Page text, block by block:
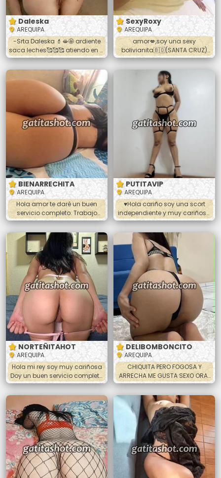
Daleska
AREQUIPA
-Srta Daleska 💄🫦🤩 ardiente
saca leches🥰🥰🥰 atiendo en el
cercado oral vaginal anal 💋💋
💋 fulll oral riquisimo te va
encantar👑👑👑👑👑👑👑👑
Llamame o hablame al
wasap☎️☎️☎️☎️
SexyRoxy
AREQUIPA
amor💋,soy una sexy
bolivianita🇧🇴(SANTA CRUZ)
dispuesta a que pases un
momento rico y placentero 😈
soy muy higiénica y me
encanta chuparte completito
dame sexo duro y salvaje😈 en
todas las posiciónes me
encanta tu verga 🍆 que me
golpee mi conchita soy
delgada y formadita lo
pasaremos super bien 😈🔥💦
contactame bebe
BIENARRECHITA
AREQUIPA
Hola amor te daré un buen
servicio completo. Trabajo
para ayudar a mi familia y por
que me gusta cachar. Soy
muy traviesa 😈 me gusta
chupar hasta sacarte la toda
la leche, hacer 69, doy los
todos los platos vaginal y anal
apretadito 😋 masajes, beso
negro. Y más bebé escríbeme
para quedar y vernos baby 🍑
PUTITAVIP
AREQUIPA
♥️Hola cariño soy una scort
independiente y muy cariñosa
😘.Conmigo todo es delicioso
👅, ven y no te arrepentirás de
conocer a esta dama sensual
y cariñosa🍆💦. ✔Te brindare Un
Exelente trato de enamorados
a precios accesibles😘🥰. 💋Full
poses (perrito, la 69, sopita,
misionero, piernitas al hombro
NORTEÑITAHOT
AREQUIPA
Hola mi rey soy muy cariñosa
Doy un buen servicio completo
con paciencia cumplo mi hora
completa hago anal, vaginal,
oral, 69 y mas me gusta tragar
leche y hacer todas las poses.
Después de hacerlo hago
masajes si gustas nos
podemos duchar juntos y
podemos beber tambien
DELIBOMBONCITO
AREQUIPA
CHIQUITA PERO FOGOSA Y
ARRECHA ME GUSTA SEXO ORAL
MUTUO Hola mi amor ando
súper caliente con ganas de
hacer el amor estoy disponible
en Arequipa . Soy linda
jovencita de piel suave tengo 21
añitos CULONCITA 🍑🤤Amor te
espero para que me goses
completamente doy besos
apasionados me dejo
acariciar todo el cuerpo me
puedes hacer la sopita